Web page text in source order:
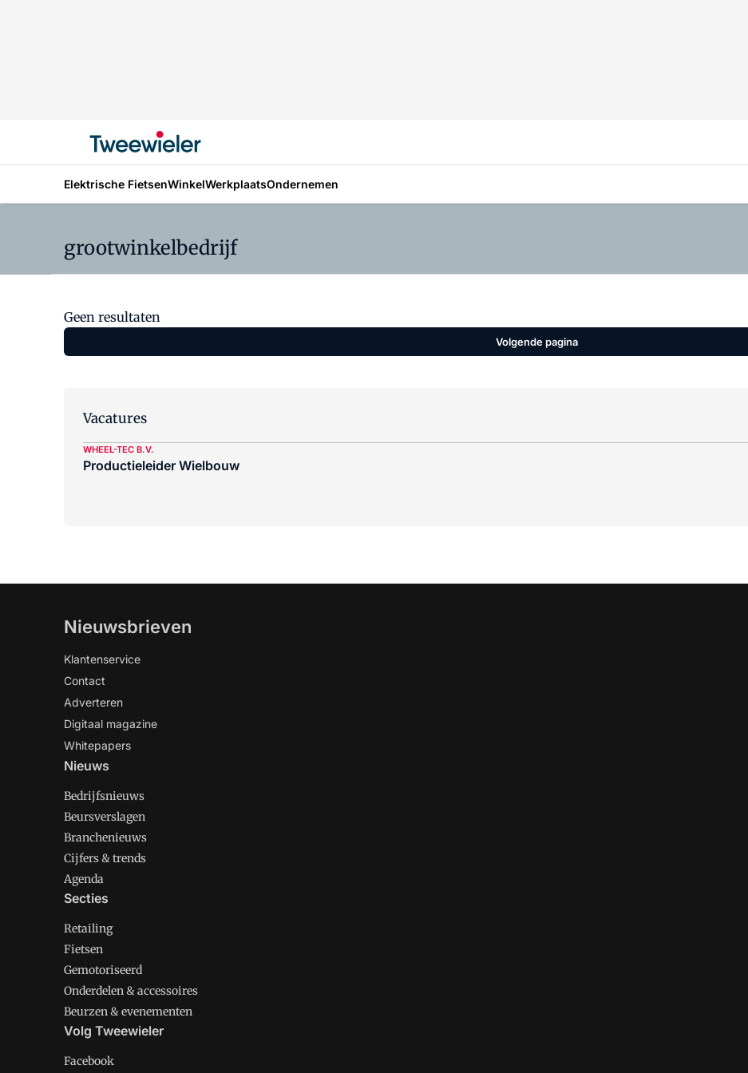
Elektrische FietsenWinkelWerkplaatsOndernemen
grootwinkelbedrijf
Geen resultaten
Volgende pagina
Vacatures
WHEEL-TEC B.V.
Productieleider Wielbouw
Nieuwsbrieven
Klantenservice
Contact
Adverteren
Digitaal magazine
Whitepapers
Nieuws
Bedrijfsnieuws
Beursverslagen
Branchenieuws
Cijfers & trends
Agenda
Secties
Retailing
Fietsen
Gemotoriseerd
Onderdelen & accessoires
Beurzen & evenementen
Volg Tweewieler
Facebook